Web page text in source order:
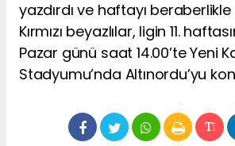
yazdırdı ve haftayı beraberlikle
Kırmızı beyazlılar, ligin 11.
Pazar günü saat 14.00’te Yeni
Stadyumu’nda Altınordu’yu